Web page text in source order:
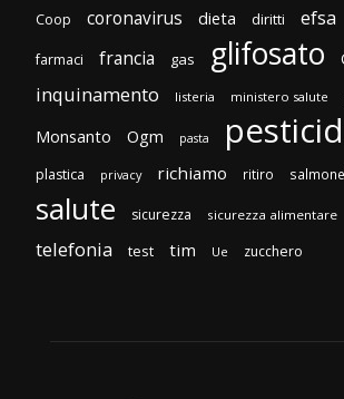
Coop coronavirus dieta diritti efsa
farmaci francia gas glifosato
inquinamento listeria ministero salute
Monsanto Ogm pasta
plastica privacy richiamo ritiro
salute sicurezza sicurezza alimentare
telefonia test tim Ue zucchero